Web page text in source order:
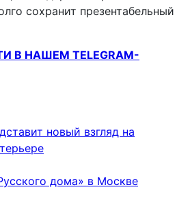
сохранит презентабельный
В НАШЕМ TELEGRAM-
новый взгляд на
дома» в Москве